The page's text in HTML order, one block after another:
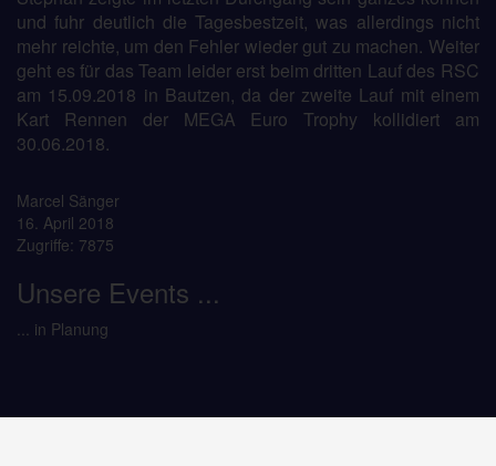
und fuhr deutlich die Tagesbestzeit, was allerdings nicht
mehr reichte, um den Fehler wieder gut zu machen. Weiter
geht es für das Team leider erst beim dritten Lauf des RSC
am 15.09.2018 in Bautzen, da der zweite Lauf mit einem
Kart Rennen der MEGA Euro Trophy kollidiert am
30.06.2018.
Marcel Sänger
16. April 2018
Zugriffe: 7875
Unsere Events ...
... in Planung